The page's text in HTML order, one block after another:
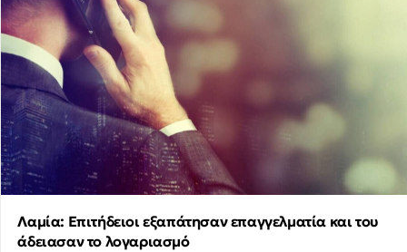
Λαμία: Επιτήδειοι εξαπάτησαν επαγγελματία και του
άδειασαν το λογαριασμό